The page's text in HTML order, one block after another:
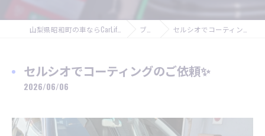
ブログ セルシオでコーティングのご依頼✨
セルシオでコーティングのご依頼✨
2026/06/06